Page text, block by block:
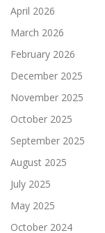
April 2026
March 2026
February 2026
December 2025
November 2025
October 2025
September 2025
August 2025
July 2025
May 2025
October 2024